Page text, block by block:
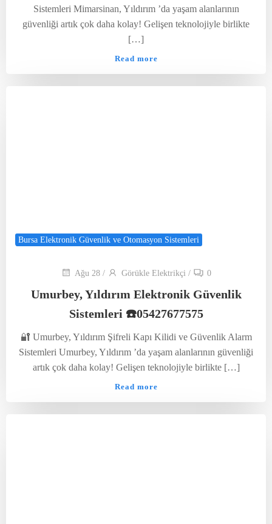
Sistemleri Mimarsinan, Yıldırım ’da yaşam alanlarının
güvenliği artık çok daha kolay! Gelişen teknolojiyle birlikte
[…]
Read more
Bursa Elektronik Güvenlik ve Otomasyon Sistemleri
Ağu 28 / Görükle Elektrikçi / 0
Umurbey, Yıldırım Elektronik Güvenlik
Sistemleri ☎️05427677575
🔐 Umurbey, Yıldırım Şifreli Kapı Kilidi ve Güvenlik Alarm
Sistemleri Umurbey, Yıldırım ’da yaşam alanlarının güvenliği
artık çok daha kolay! Gelişen teknolojiyle birlikte […]
Read more